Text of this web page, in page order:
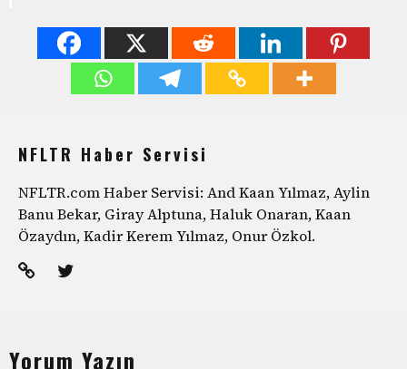
NFLTR Haber Servisi
NFLTR.com Haber Servisi: And Kaan Yılmaz, Aylin
Banu Bekar, Giray Alptuna, Haluk Onaran, Kaan
Özaydın, Kadir Kerem Yılmaz, Onur Özkol.
Yorum Yazın